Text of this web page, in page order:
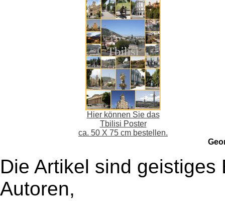
Hier können Sie das
Tbilisi Poster
ca. 50 X 75 cm bestellen.
Die Artikel sind
Autoren,